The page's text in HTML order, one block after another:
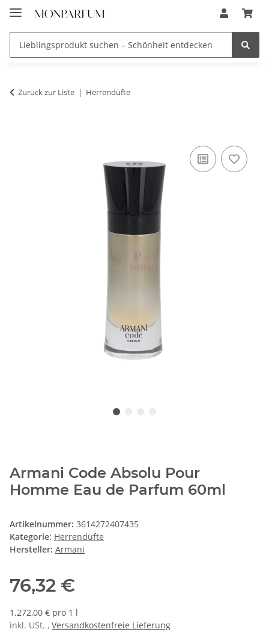
Zurück zur Liste Herrendüfte
Armani Code Absolu Pour
Homme Eau de Parfum 60ml
Artikelnummer: 3614272407435
Kategorie: Herrendüfte
Hersteller: Armani
76,32 €
1.272,00 € pro 1 l
inkl. USt. , Versandkostenfreie Lieferung